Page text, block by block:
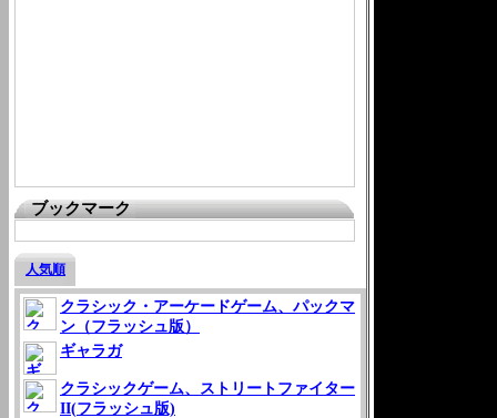
ブックマーク
人気順
クラシック・アーケードゲーム、パックマ
ン（フラッシュ版）
ギャラガ
クラシックゲーム、ストリートファイター
II(フラッシュ版)